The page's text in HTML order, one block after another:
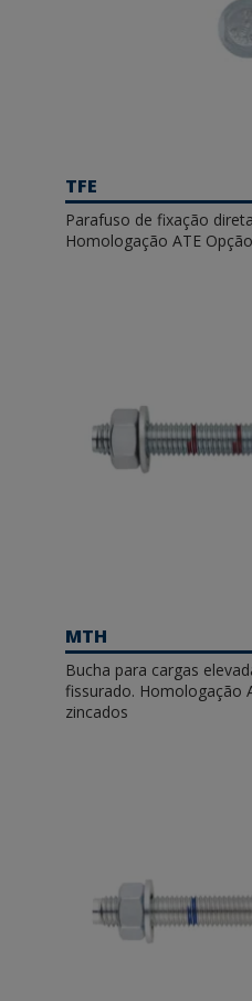
TFE
Parafuso de fixação
Homologação ATE
MTH
Bucha para cargas
fissurado. Homologação
zincados